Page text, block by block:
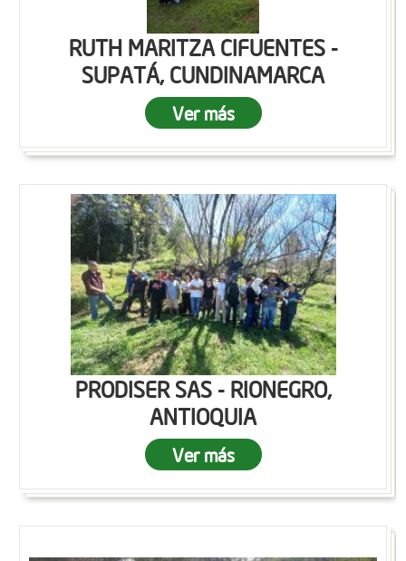
RUTH MARITZA CIFUENTES -
SUPATÁ, CUNDINAMARCA
Ver más
PRODISER SAS - RIONEGRO,
ANTIOQUIA
Ver más